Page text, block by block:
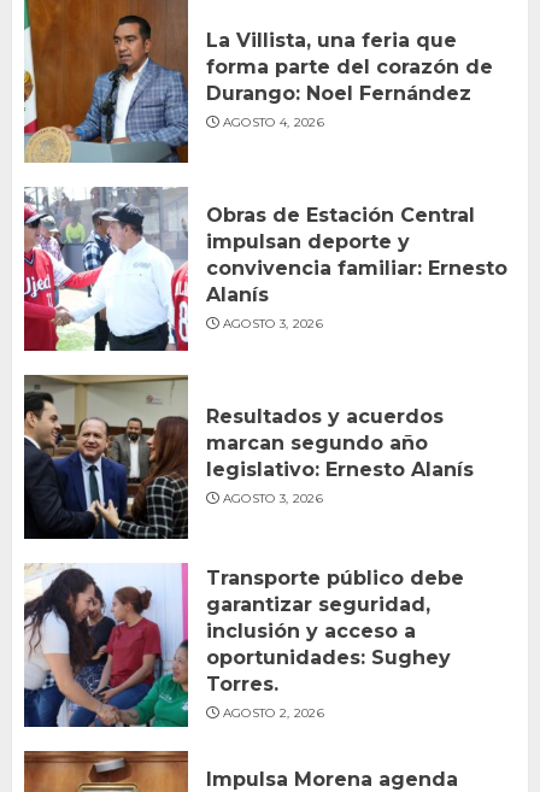
La Villista, una feria que
forma parte del corazón de
Durango: Noel Fernández
AGOSTO 4, 2026
Obras de Estación Central
impulsan deporte y
convivencia familiar: Ernesto
Alanís
AGOSTO 3, 2026
Resultados y acuerdos
marcan segundo año
legislativo: Ernesto Alanís
AGOSTO 3, 2026
Transporte público debe
garantizar seguridad,
inclusión y acceso a
oportunidades: Sughey
Torres.
AGOSTO 2, 2026
Impulsa Morena agenda